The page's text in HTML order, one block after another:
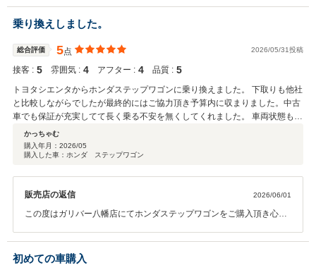
中古車販売店の中から当店に大切な愛車をお任せ頂き私共も大変嬉し
く思います。 ご納車後もおクルマのメンテナンス等でお困りの際は気
兼ねなく当店へご相談ください。 今後とも末永いお付き合いを何卒宜
しくお願い申し上げます。
乗り換えしました。
総合評価 5点 2026/05/31投稿
接客 : 5 雰囲気 : 4 アフター : 4 品質 : 5
トヨタシエンタからホンダステップワゴンに乗り換えました。 下取りも他社
と比較しながらでしたが最終的にはご協力頂き予算内に収まりました。中古
車でも保証が充実してて長く乗る不安を無くしてくれました。 車両状態もよ
く、安心して乗り換えることができました。特にエアコンクリーニングも綺
麗になった写真を見せていただき信頼できる作業をして頂きました。 担当者
も気軽に相談に乗ってくれてとても良い対応をして頂きました。感謝してい
かっちゃむ
購入年月： 2026/05
購入した車：ホンダ ステップワゴン
販売店の返信 2026/06/01
この度はガリバー八幡店にてホンダステップワゴンをご購入頂き心よ
車販売店の中から当店に大切な愛車をお任せ頂き私共も大変嬉しく思
います。 ご納車後もおクルマのメンテナンス等でお困りの際は気兼ね
なく当店へご相談ください。 今後とも末永いお付き合いを何卒宜しく
初めての車購入